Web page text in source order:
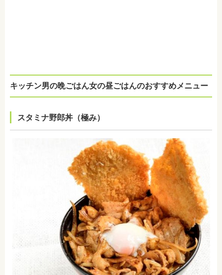
キッチン男の晩ごはん女の昼ごはんのおすすめメニュー
スタミナ野郎丼（極み）